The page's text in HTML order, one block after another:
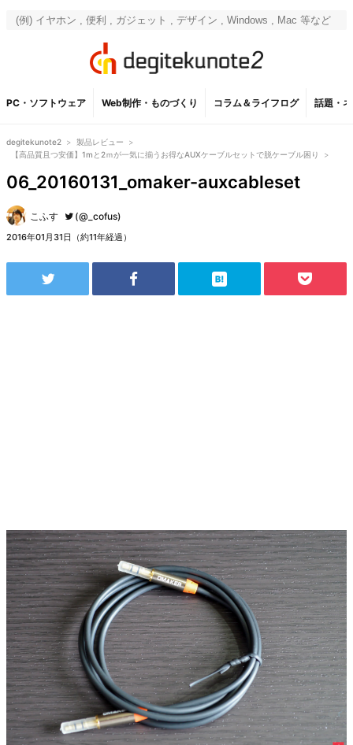
PC・ソフトウェア Web制作・ものづくり コラム＆ライフログ 話題・
degitekunote2 > 製品レビュー
>
【高品質且つ安価】1mと2ｍが一気に揃うお得なAUXケーブルセットで脱ケーブル困り
>
06_20160131_omaker-auxcableset
こふす (@_cofus)
2016年01月31日（約11年経過）